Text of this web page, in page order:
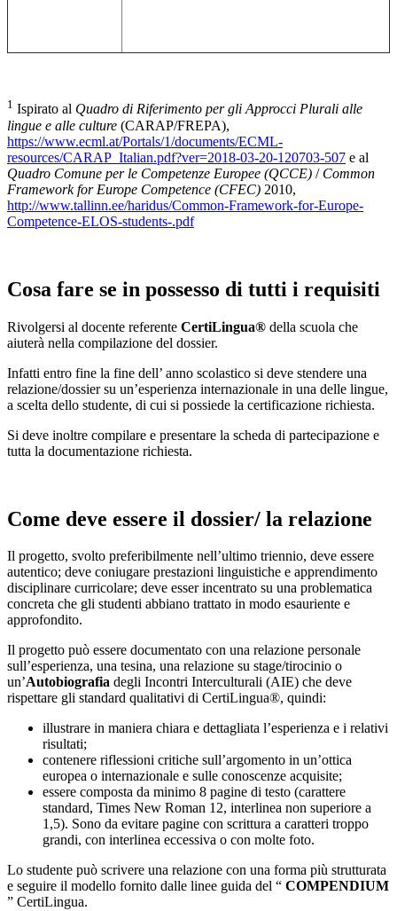
1 Ispirato al Quadro di Riferimento per gli Approcci Plurali alle
lingue e alle culture (CARAP/FREPA),
https://www.ecml.at/Portals/1/documents/ECML-
resources/CARAP_Italian.pdf?ver=2018-03-20-120703-507 e al
Quadro Comune per le Competenze Europee (QCCE) / Common
Framework for Europe Competence (CFEC) 2010,
http://www.tallinn.ee/haridus/Common-Framework-for-Europe-
Competence-ELOS-students-.pdf
Cosa fare se in possesso di tutti i requisiti
Rivolgersi al docente referente CertiLingua® della scuola che
aiuterà nella compilazione del dossier.
Infatti entro fine la fine dell’ anno scolastico si deve stendere una
relazione/dossier su un’esperienza internazionale in una delle lingue,
a scelta dello studente, di cui si possiede la certificazione richiesta.
Si deve inoltre compilare e presentare la scheda di partecipazione e
tutta la documentazione richiesta.
Come deve essere il dossier/ la relazione
Il progetto, svolto preferibilmente nell’ultimo triennio, deve essere
autentico; deve coniugare prestazioni linguistiche e apprendimento
disciplinare curricolare; deve esser incentrato su una problematica
concreta che gli studenti abbiano trattato in modo esauriente e
approfondito.
Il progetto può essere documentato con una relazione personale
sull’esperienza, una tesina, una relazione su stage/tirocinio o
un’Autobiografia degli Incontri Interculturali (AIE) che deve
rispettare gli standard qualitativi di CertiLingua®, quindi:
illustrare in maniera chiara e dettagliata l’esperienza e i relativi
risultati;
contenere riflessioni critiche sull’argomento in un’ottica
europea o internazionale e sulle conoscenze acquisite;
essere composta da minimo 8 pagine di testo (carattere
standard, Times New Roman 12, interlinea non superiore a
1,5). Sono da evitare pagine con scrittura a caratteri troppo
grandi, con interlinea eccessiva o con molte foto.
Lo studente può scrivere una relazione con una forma più strutturata
e seguire il modello fornito dalle linee guida del “ COMPENDIUM
” CertiLingua.